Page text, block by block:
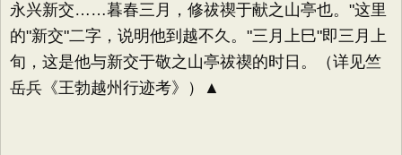
永兴新交……暮春三月，修祓禊于献之山亭也。"这里
的"新交"二字，说明他到越不久。"三月上巳"即三月上
旬，这是他与新交于敬之山亭祓禊的时日。（详见竺
岳兵《王勃越州行迹考》）▲